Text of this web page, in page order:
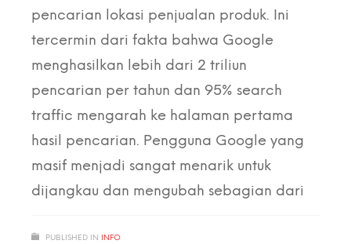
pencarian lokasi penjualan produk. Ini
tercermin dari fakta bahwa Google
menghasilkan lebih dari 2 triliun
pencarian per tahun dan 95% search
traffic mengarah ke halaman pertama
hasil pencarian. Pengguna Google yang
masif menjadi sangat menarik untuk
dijangkau dan mengubah sebagian dari
PUBLISHED IN INFO